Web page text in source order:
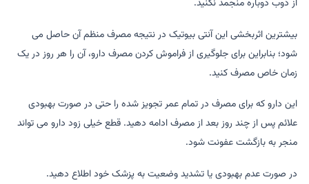
از ذوب دوباره منجمد نکنید.
بیشترین اثربخشی این آنتی بیوتیک در نتیجه مصرف منظم آن حاصل می
شود؛ بنابراین برای جلوگیری از فراموش کردن مصرف دارو، آن را هر روز در یک
زمان خاص مصرف کنید.
این دارو که برای مصرف در تمام عمر تجویز شده را حتی در صورت بهبودی
علائم پس از چند روز بعد از مصرف ادامه دهید. قطع خیلی زود دارو می تواند
منجر به بازگشت عفونت شود.
در صورت عدم بهبودی یا تشدید وضعیت به پزشک خود اطلاع دهید.